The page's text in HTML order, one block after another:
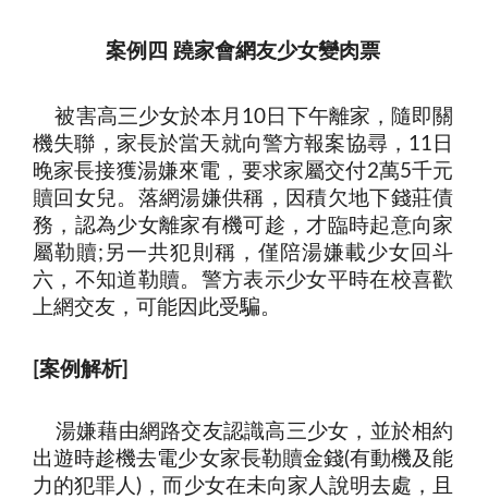
案例四 蹺家會網友少女變肉票
被害高三少女於本月 10 日下午離家，隨即關
機失聯，家長於當天就向警方報案協尋， 11 日
晚家長接獲湯嫌來電，要求家屬交付2萬5千元
贖回女兒。落網湯嫌供稱，因積欠地下錢莊債
務，認為少女離家有機可趁，才臨時起意向家
屬勒贖; 另一共犯則稱，僅陪湯嫌載少女回斗
六，不知道勒贖。警方表示少女平時在校喜歡
上網交友，可能因此受騙。
案例解析]
湯嫌藉由網路交友認識高三少女，並於相約
出遊時趁機去電少女家長勒贖金錢(有動機及能
力的犯罪人) ，而少女在未向家人說明去處，且